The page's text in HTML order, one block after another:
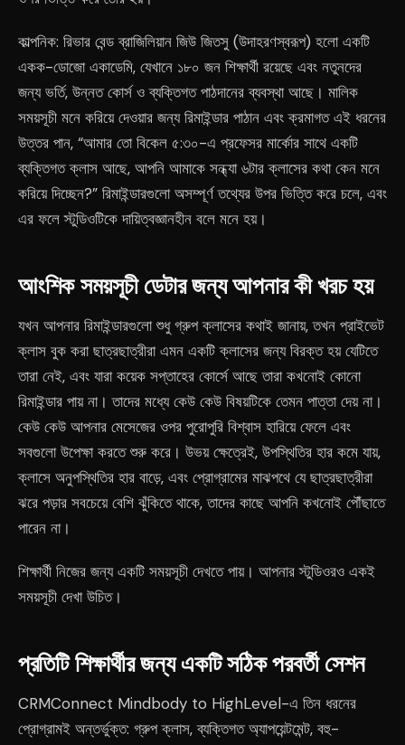
কাল্পনিক: রিভার বেন্ড ব্রাজিলিয়ান জিউ জিতসু (উদাহরণস্বরূপ) হলো একটি
একক-ডোজো একাডেমি, যেখানে ১৮০ জন শিক্ষার্থী রয়েছে এবং নতুনদের
জন্য ভর্তি, উন্নত কোর্স ও ব্যক্তিগত পাঠদানের ব্যবস্থা আছে। মালিক
সময়সূচী মনে করিয়ে দেওয়ার জন্য রিমাইন্ডার পাঠান এবং ক্রমাগত এই ধরনের
উত্তর পান, “আমার তো বিকেল ৫:৩০-এ প্রফেসর মার্কোর সাথে একটি
ব্যক্তিগত ক্লাস আছে, আপনি আমাকে সন্ধ্যা ৬টার ক্লাসের কথা কেন মনে
করিয়ে দিচ্ছেন?” রিমাইন্ডারগুলো অসম্পূর্ণ তথ্যের উপর ভিত্তি করে চলে, এবং
এর ফলে স্টুডিওটিকে দায়িত্বজ্ঞানহীন বলে মনে হয়।
আংশিক সময়সূচী ডেটার জন্য আপনার কী খরচ হয়
যখন আপনার রিমাইন্ডারগুলো শুধু গ্রুপ ক্লাসের কথাই জানায়, তখন প্রাইভেট
ক্লাস বুক করা ছাত্রছাত্রীরা এমন একটি ক্লাসের জন্য বিরক্ত হয় যেটিতে
তারা নেই, এবং যারা কয়েক সপ্তাহের কোর্সে আছে তারা কখনোই কোনো
রিমাইন্ডার পায় না। তাদের মধ্যে কেউ কেউ বিষয়টিকে তেমন পাত্তা দেয় না।
কেউ কেউ আপনার মেসেজের ওপর পুরোপুরি বিশ্বাস হারিয়ে ফেলে এবং
সবগুলো উপেক্ষা করতে শুরু করে। উভয় ক্ষেত্রেই, উপস্থিতির হার কমে যায়,
ক্লাসে অনুপস্থিতির হার বাড়ে, এবং প্রোগ্রামের মাঝপথে যে ছাত্রছাত্রীরা
ঝরে পড়ার সবচেয়ে বেশি ঝুঁকিতে থাকে, তাদের কাছে আপনি কখনোই পৌঁছাতে
পারেন না।
শিক্ষার্থী নিজের জন্য একটি সময়সূচী দেখতে পায়। আপনার স্টুডিওরও একই
সময়সূচী দেখা উচিত।
প্রতিটি শিক্ষার্থীর জন্য একটি সঠিক পরবর্তী সেশন
CRMConnect Mindbody to HighLevel-এ তিন ধরনের
প্রোগ্রামই অন্তর্ভুক্ত: গ্রুপ ক্লাস, ব্যক্তিগত অ্যাপয়েন্টমেন্ট, বহু-